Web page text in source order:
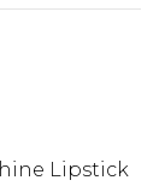
Lipstick